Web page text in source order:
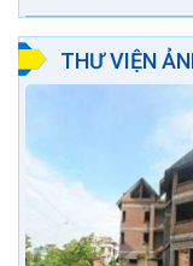
THƯ VIỆN